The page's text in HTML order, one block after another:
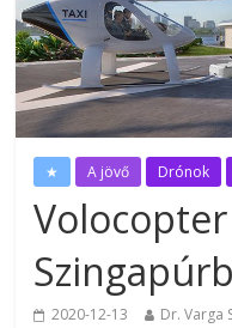
★ A jövő Drónok
2020-12-13 Dr. Varga